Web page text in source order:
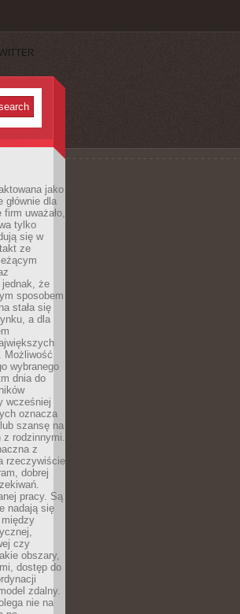
jako
głównie dla
uważało,
tylko
się w
ze
jednak, że
sposobem
stała się
a dla
Możliwość
wybranego
dnia do
wcześniej
oznacza
szansę na
z rodzinnymi.
z
rzeczywiście
dobrej
pracy. Są
nadają się
czy
obszary,
dostęp do
zdalny.
nie na